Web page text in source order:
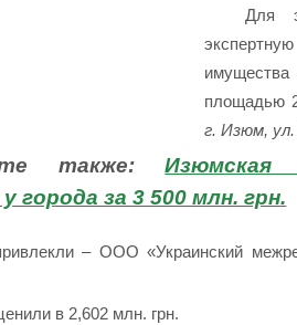
Для
площадью
г. Изюм, ул.
также:Изюмская
города за 3 500 млн. грн.
– ООО «Украинский
в 2,602 млн. грн.